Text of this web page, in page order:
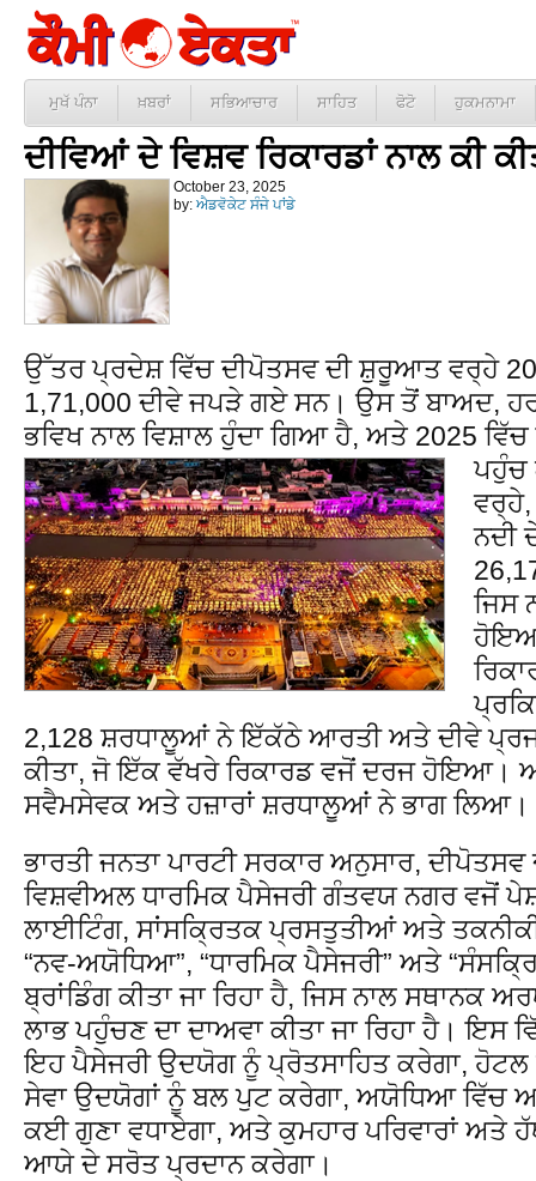
ਮੁਖੱ ਪੰਨਾ ਖ਼ਬਰਾਂ ਸਭਿਆਚਾਰ ਸਾਹਿਤ ਫੋਟੋ ਹੁਕਮਨਾਮਾ
ਦੀਵਿਆਂ ਦੇ ਵਿਸ਼ਵ ਰਿਕਾਰਡਾਂ ਨਾਲ ਕੀ
October 23, 2025
by: ਐਡਵੋਕੇਟ ਸੰਜੇ ਪਾਂਡੇ
ਉੱਤਰ ਪ੍ਰਦੇਸ਼ ਵਿੱਚ ਦੀਪੋਤਸਵ ਦੀ ਸ਼ੁਰੂਆਤ ਵਰ੍ਹੇ
1,71,000 ਦੀਵੇ ਜਪੜੇ ਗਏ ਸਨ। ਉਸ ਤੋਂ ਬਾਅਦ,
ਭਵਿਖ ਨਾਲ ਵਿਸ਼ਾਲ ਹੁੰਦਾ ਗਿਆ ਹੈ, ਅਤੇ 2025
ਨਦੀ
ਜਿਸ
2,128 ਸ਼ਰਧਾਲੂਆਂ ਨੇ ਇੱਕੱਠੇ ਆਰਤੀ ਅਤੇ ਦੀਵੇ
ਕੀਤਾ, ਜੋ ਇੱਕ ਵੱਖਰੇ ਰਿਕਾਰਡ ਵਜੋਂ ਦਰਜ ਹੋਇਆ।
ਸਵੈਮਸੇਵਕ ਅਤੇ ਹਜ਼ਾਰਾਂ ਸ਼ਰਧਾਲੂਆਂ ਨੇ ਭਾਗ ਲਿਆ।
ਭਾਰਤੀ ਜਨਤਾ ਪਾਰਟੀ ਸਰਕਾਰ ਅਨੁਸਾਰ,
ਵਿਸ਼ਵੀਅਲ ਧਾਰਮਿਕ ਪੈਸੇਜਰੀ ਗੰਤਵਯ ਨਗਰ ਵਜੋਂ
ਲਾਈਟਿੰਗ, ਸਾਂਸਕ੍ਰਿਤਕ ਪ੍ਰਸਤੁਤੀਆਂ ਅਤੇ
“ਨਵ-ਅਯੋਧਿਆ”, “ਧਾਰਮਿਕ ਪੈਸੇਜਰੀ” ਅਤੇ
ਬ੍ਰਾਂਡਿੰਗ ਕੀਤਾ ਜਾ ਰਿਹਾ ਹੈ, ਜਿਸ ਨਾਲ ਸਥਾਨਕ
ਲਾਭ ਪਹੁੰਚਣ ਦਾ ਦਾਅਵਾ ਕੀਤਾ ਜਾ ਰਿਹਾ ਹੈ। ਇਸ
ਇਹ ਪੈਸੇਜਰੀ ਉਦਯੋਗ ਨੂੰ ਪ੍ਰੋਤਸਾਹਿਤ ਕਰੇਗਾ, ਹੋਟਲ
ਸੇਵਾ ਉਦਯੋਗਾਂ ਨੂੰ ਬਲ ਪੁਟ ਕਰੇਗਾ, ਅਯੋਧਿਆ ਵਿੱਚ
ਕਈ ਗੁਣਾ ਵਧਾਏਗਾ, ਅਤੇ ਕੁਮਹਾਰ ਪਰਿਵਾਰਾਂ ਅਤੇ
ਆਯੇ ਦੇ ਸਰੋਤ ਪ੍ਰਦਾਨ ਕਰੇਗਾ।